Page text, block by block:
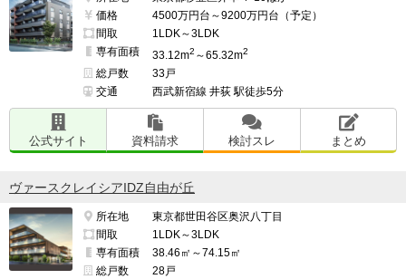
価格
4500万円台～9200万円台（予定）
間取
1LDK～3LDK
専有面積
33.12m2 ～65.32m2
総戸数
33戸
交通
西武新宿線 井荻 駅徒歩5分
公式サイト 資料請求 検討スレ まとめ
ヴァースクレイシアIDZ自由が丘
所在地
東京都世田谷区奥沢八丁目
間取
1LDK～3LDK
専有面積
38.46㎡～74.15㎡
総戸数
28戸